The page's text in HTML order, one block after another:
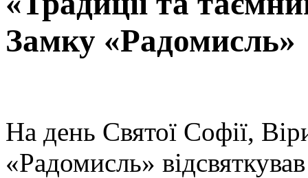
Замку «Радомисль»
На день Святої Софії,
«Радомисль»